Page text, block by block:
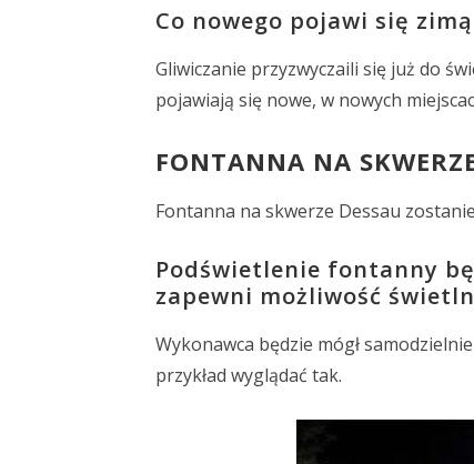
Co nowego pojawi się
Gliwiczanie przyzwyczaili się już do
pojawiają się nowe, w nowych
FONTANNA NA
Fontanna na skwerze Dessau
Podświetlenie fontanny
zapewni możliwość
Wykonawca będzie mógł
przykład wyglądać tak.